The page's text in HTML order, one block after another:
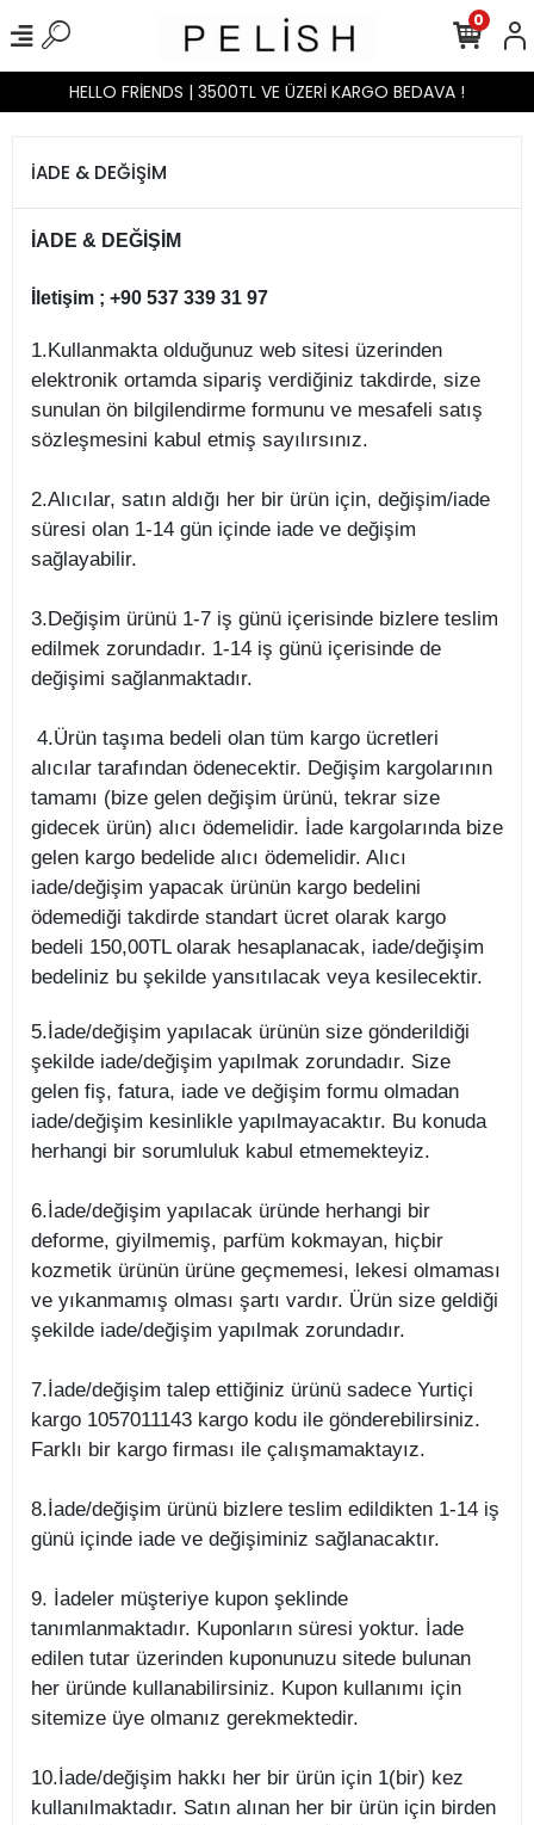
HELLO FRİENDS | 3500TL VE ÜZERİ KARGO BEDAVA !
0
İADE & DEĞİŞİM
İADE & DEĞİŞİM
İletişim ; +90 537 339 31 97
1.Kullanmakta olduğunuz web sitesi üzerinden
elektronik ortamda sipariş verdiğiniz takdirde, size
sunulan ön bilgilendirme formunu ve mesafeli satış
sözleşmesini kabul etmiş sayılırsınız.
2.Alıcılar, satın aldığı her bir ürün için, değişim/iade
süresi olan 1-14 gün içinde iade ve değişim
sağlayabilir.
3.Değişim ürünü 1-7 iş günü içerisinde bizlere teslim
edilmek zorundadır. 1-14 iş günü içerisinde de
değişimi sağlanmaktadır.
4.Ürün taşıma bedeli olan tüm kargo ücretleri
alıcılar tarafından ödenecektir. Değişim kargolarının
tamamı (bize gelen değişim ürünü, tekrar size
gidecek ürün) alıcı ödemelidir. İade kargolarında bize
gelen kargo bedelide alıcı ödemelidir. Alıcı
iade/değişim yapacak ürünün kargo bedelini
ödemediği takdirde standart ücret olarak kargo
bedeli 150,00TL olarak hesaplanacak, iade/değişim
bedeliniz bu şekilde yansıtılacak veya kesilecektir.
5.İade/değişim yapılacak ürünün size gönderildiği
şekilde iade/değişim yapılmak zorundadır. Size
gelen fiş, fatura, iade ve değişim formu olmadan
iade/değişim kesinlikle yapılmayacaktır. Bu konuda
herhangi bir sorumluluk kabul etmemekteyiz.
6.İade/değişim yapılacak üründe herhangi bir
deforme, giyilmemiş, parfüm kokmayan, hiçbir
kozmetik ürünün ürüne geçmemesi, lekesi olmaması
ve yıkanmamış olması şartı vardır. Ürün size geldiği
şekilde iade/değişim yapılmak zorundadır.
7.İade/değişim talep ettiğiniz ürünü sadece Yurtiçi
kargo 1057011143 kargo kodu ile gönderebilirsiniz.
Farklı bir kargo firması ile çalışmamaktayız.
8.İade/değişim ürünü bizlere teslim edildikten 1-14 iş
günü içinde iade ve değişiminiz sağlanacaktır.
9. İadeler müşteriye kupon şeklinde
tanımlanmaktadır. Kuponların süresi yoktur. İade
edilen tutar üzerinden kuponunuzu sitede bulunan
her üründe kullanabilirsiniz. Kupon kullanımı için
sitemize üye olmanız gerekmektedir.
10.İade/değişim hakkı her bir ürün için 1(bir) kez
kullanılmaktadır. Satın alınan her bir ürün için birden